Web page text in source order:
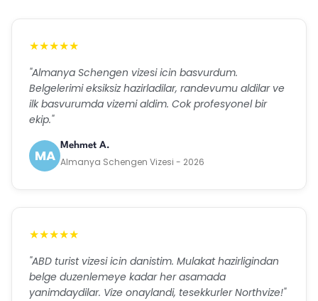
★★★★★
"Almanya Schengen vizesi icin basvurdum.
Belgelerimi eksiksiz hazirladilar, randevumu aldilar ve
ilk basvurumda vizemi aldim. Cok profesyonel bir
ekip."
MA
Mehmet A.
Almanya Schengen Vizesi - 2026
★★★★★
"ABD turist vizesi icin danistim. Mulakat hazirligindan
belge duzenlemeye kadar her asamada
yanimdaydilar. Vize onaylandi, tesekkurler Northvize!"